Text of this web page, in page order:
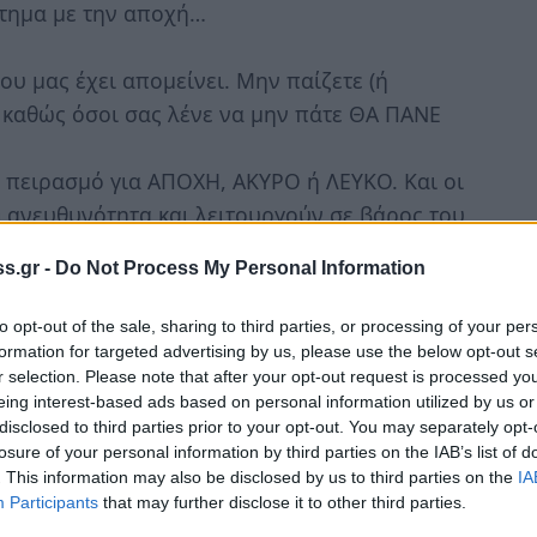
- Do Not Process My Personal Information
opt-out of the sale, sharing to third parties, or processing of your
for targeted advertising by us, please use the below opt-out
selection. Please note that after your opt-out request is processed
interest-based ads based on personal information utilized by us
to third parties prior to your opt-out. You may separately
of your personal information by third parties on the IAB’s list of
This information may also be disclosed by us to third parties on the
Participants that may further disclose it to other third parties.
με την αποχή…
μας έχει απομείνει. Μην παίζετε (ή
όσοι σας λένε να μην πάτε ΘΑ ΠΑΝΕ
πειρασμό για ΑΠΟΧΗ, ΑΚΥΡΟ ή ΛΕΥΚΟ. Και οι
και λειτουργούν σε βάρος του
ίδιων των διαμαρτυρόμενων και
όσοι δεν θέλουν ή …βαριούνται να πάνε
“αφού όλοι ίδιοι είναι…”, αλλά είναι οι
τους ικανοποιεί το αποτέλεσμα!!
ΕΝΙΣΧΥΩ το ποσοστό κάποιου, για να
ελπίδες τους να μην φανεί η